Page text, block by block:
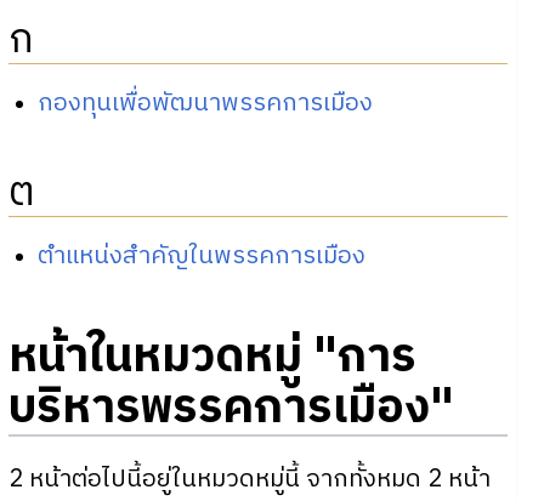
ก
กองทุนเพื่อพัฒนาพรรคการเมือง
ต
ตำแหน่งสำคัญในพรรคการเมือง
หน้าในหมวดหมู่ "การ
บริหารพรรคการเมือง"
2 หน้าต่อไปนี้อยู่ในหมวดหมู่นี้ จากทั้งหมด 2 หน้า